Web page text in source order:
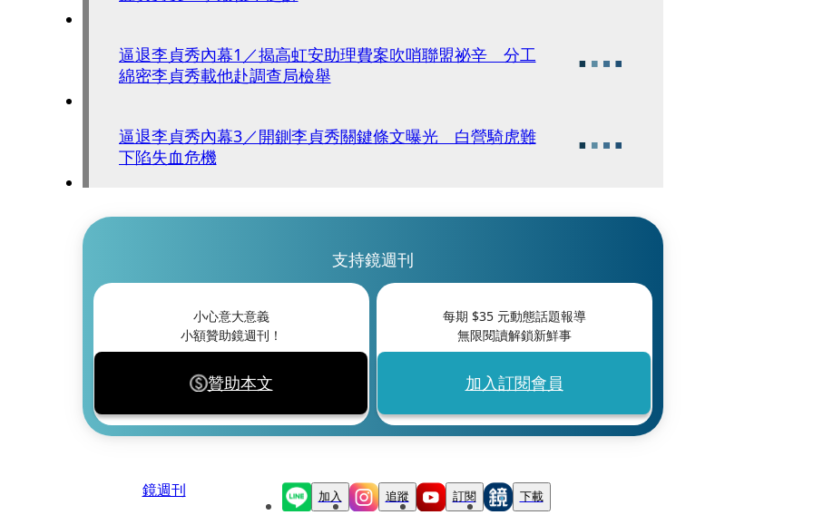
逼退李貞秀內幕1／揭高虹安助理費案吹哨聯盟祕辛 分工
綿密李貞秀載他赴調查局檢舉
逼退李貞秀內幕3／開鍘李貞秀關鍵條文曝光 白營騎虎難
下陷失血危機
支持鏡週刊
小心意大意義
小額贊助鏡週刊！
贊助本文
每期 $35元動態話題報導
無限閱讀解鎖新鮮事
加入訂閱會員
鏡週刊 加入 追蹤 訂閱 下載